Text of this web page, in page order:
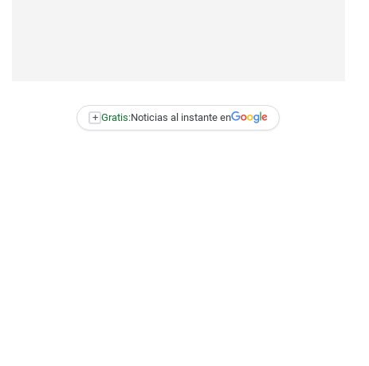
+ Gratis:Noticias al instante en